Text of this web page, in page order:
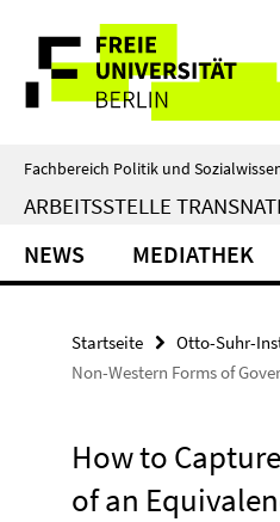
direkt
Inhalt
Service-
Navigation
Fachbereich Politik und
ARBEITSSTELLE
NEWS MEDIATHEK
Startseite Otto-Suhr-
Non-Western Forms of
How to
of an